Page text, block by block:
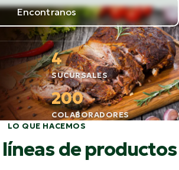
Encontranos
4
SUCURSALES
200
COLABORADORES
LO QUE HACEMOS
de productos